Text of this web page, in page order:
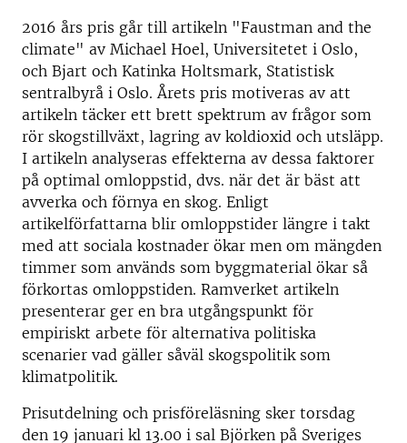
2016 års pris går till artikeln "Faustman and the
climate" av Michael Hoel, Universitetet i Oslo,
och Bjart och Katinka Holtsmark, Statistisk
sentralbyrå i Oslo. Årets pris motiveras av att
artikeln täcker ett brett spektrum av frågor som
rör skogstillväxt, lagring av koldioxid och utsläpp.
I artikeln analyseras effekterna av dessa faktorer
på optimal omloppstid, dvs. när det är bäst att
avverka och förnya en skog. Enligt
artikelförfattarna blir omloppstider längre i takt
med att sociala kostnader ökar men om mängden
timmer som används som byggmaterial ökar så
förkortas omloppstiden. Ramverket artikeln
presenterar ger en bra utgångspunkt för
empiriskt arbete för alternativa politiska
scenarier vad gäller såväl skogspolitik som
klimatpolitik.
Prisutdelning och prisföreläsning sker torsdag
den 19 januari kl 13.00 i sal Björken på Sveriges